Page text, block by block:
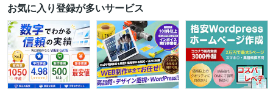
お気に入り登録が多いサービス